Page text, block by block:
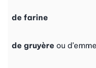
de farine
de gruyère ou